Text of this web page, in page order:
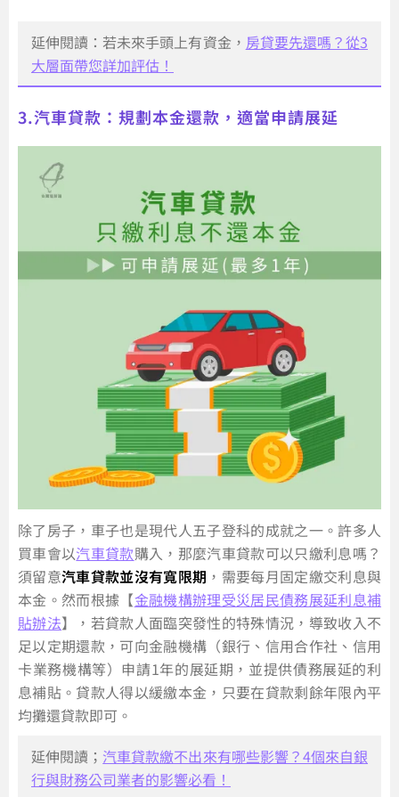
延伸閱讀：若未來手頭上有資金， 房貸要先還嗎？從3
大層面帶您詳加評估！
3.汽車貸款：規劃本金還款，適當申請展延
除了房子，車子也是現代人五子登科的成就之一。許多人
買車會以汽車貸款購入，那麼汽車貸款可以只繳利息嗎？
須留意汽車貸款並沒有寬限期 ，需要每月固定繳交利息與
本金。然而根據【金融機構辦理受災居民債務展延利息補
貼辦法】，若貸款人面臨突發性的特殊情況，導致收入不
足以定期還款，可向金融機構（銀行、信用合作社、信用
卡業務機構等）申請1年的展延期，並提供債務展延的利
息補貼。貸款人得以緩繳本金，只要在貸款剩餘年限內平
均攤還貸款即可。
延伸閱讀； 汽車貸款繳不出來有哪些影響？4個來自銀
行與財務公司業者的影響必看！